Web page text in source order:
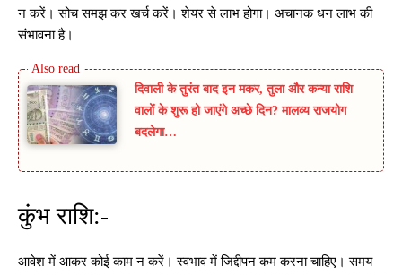
न करें। सोच समझ कर खर्च करें। शेयर से लाभ होगा। अचानक धन लाभ की
संभावना है।
दिवाली के तुरंत बाद इन मकर, तुला और कन्या राशि
वालों के शुरू हो जाएंगे अच्छे दिन? मालव्य राजयोग
बदलेगा…
कुंभ राशि:-
आवेश में आकर कोई काम न करें। स्वभाव में जिद्दीपन कम करना चाहिए। समय